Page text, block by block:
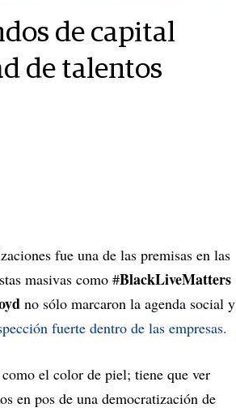
de capital
de talentos
fue una de las premisas en las
masivas como #BlackLiveMatters
no sólo marcaron la agenda social y
fuerte dentro de las empresas.
el color de piel; tiene que ver
en pos de una democratización de